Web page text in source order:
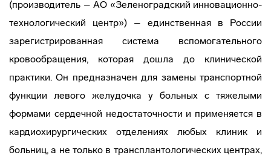
(производитель – АО «Зеленоградский инновационно-
технологический центр») – единственная в России
зарегистрированная система вспомогательного
кровообращения, которая дошла до клинической
практики. Он предназначен для замены транспортной
функции левого желудочка у больных с тяжелыми
формами сердечной недостаточности и применяется в
кардиохирургических отделениях любых клиник и
больниц, а не только в трансплантологических центрах,